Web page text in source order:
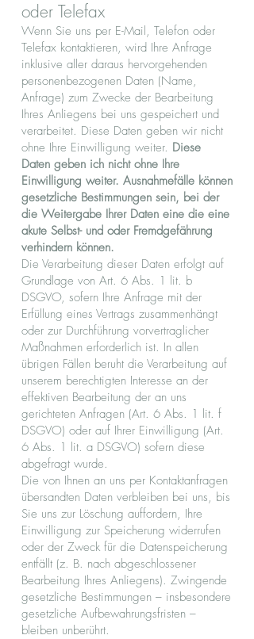
oder Telefax
Wenn Sie uns per E-Mail, Telefon oder
Telefax kontaktieren, wird Ihre Anfrage
inklusive aller daraus hervorgehenden
personenbezogenen Daten (Name,
Anfrage) zum Zwecke der Bearbeitung
Ihres Anliegens bei uns gespeichert und
verarbeitet. Diese Daten geben wir nicht
ohne Ihre Einwilligung weiter. Diese
Daten geben ich nicht ohne Ihre
Einwilligung weiter. Ausnahmefälle können
gesetzliche Bestimmungen sein, bei der
die Weitergabe Ihrer Daten eine die eine
akute Selbst- und oder Fremdgefährung
verhindern können.
Die Verarbeitung dieser Daten erfolgt auf
Grundlage von Art. 6 Abs. 1 lit. b
DSGVO, sofern Ihre Anfrage mit der
Erfüllung eines Vertrags zusammenhängt
oder zur Durchführung vorvertraglicher
Maßnahmen erforderlich ist. In allen
übrigen Fällen beruht die Verarbeitung auf
unserem berechtigten Interesse an der
effektiven Bearbeitung der an uns
gerichteten Anfragen (Art. 6 Abs. 1 lit. f
DSGVO) oder auf Ihrer Einwilligung (Art.
6 Abs. 1 lit. a DSGVO) sofern diese
abgefragt wurde.
Die von Ihnen an uns per Kontaktanfragen
übersandten Daten verbleiben bei uns, bis
Sie uns zur Löschung auffordern, Ihre
Einwilligung zur Speicherung widerrufen
oder der Zweck für die Datenspeicherung
entfällt (z. B. nach abgeschlossener
Bearbeitung Ihres Anliegens). Zwingende
gesetzliche Bestimmungen – insbesondere
gesetzliche Aufbewahrungsfristen –
bleiben unberührt.